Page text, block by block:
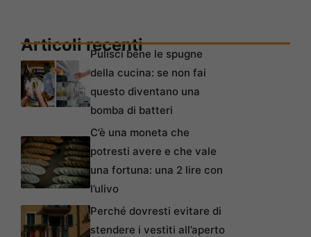
Articoli recentiPulisci bene le spugne
della cucina: se non fai
questo diventano una
bomba di batteri
C’è una moneta che
potresti avere e che vale
una fortuna: una 2 lire con
l’ulivo
Perché dovresti evitare di
stendere i vestiti all’aperto